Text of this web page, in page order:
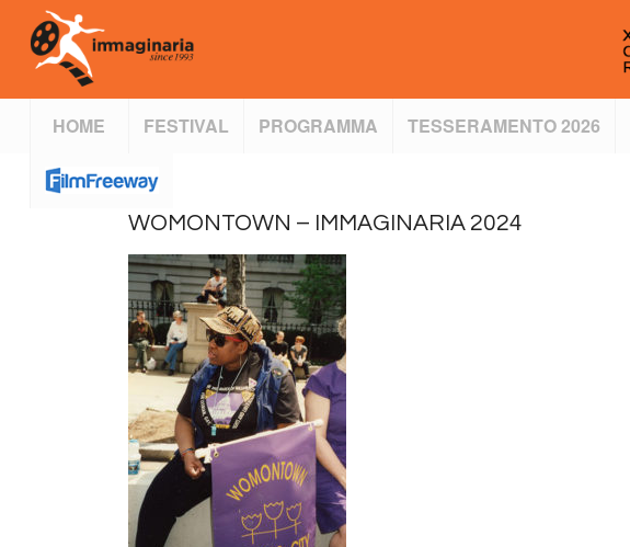
HOME FESTIVAL PROGRAMMA TESSERAMENTO 2026
WOMONTOWN – IMMAGINARIA 2024